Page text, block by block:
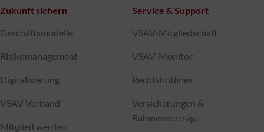
Zukunft sichern
Geschäftsmodelle
Risikomanagement
Digitalisierung
VSAV Verband
Mitglied werden
Service & Support
VSAV-Mitgliedschaft
VSAV-Monitor
Rechtshotlines
Versicherungen &
Rahmenverträge